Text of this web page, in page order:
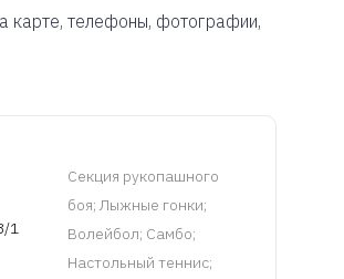
карте, телефоны, фотографии,
1
Cекция рукопашного
боя; Лыжные гонки;
Волейбол; Самбо;
Настольный теннис;